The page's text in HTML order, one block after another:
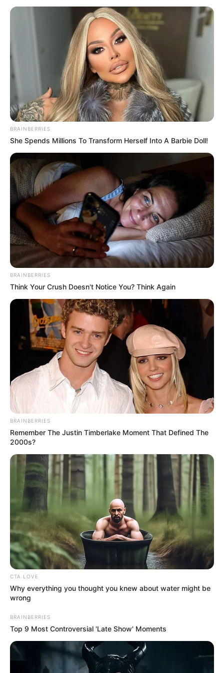
estellen.
Veranstaltung in Bedburg eintragen
Die schönsten Ausflugsziele und
Sehenswürdigkeiten in Nordrhein-Westfalen:
Hier geht es zu denschönsten Ausflugszielen und
Sehenswürdigkeiten in Nordrhein-Westfalen , zu denen
die
schönsten Städte,sehenswerte Schlösser
schönstenParkanlagenund viele weitere Touristenziele
gehören.
DB Tickets
Hier gibt es Tipps, wie man eine Ferienwohnung
gestalten kann.
Hier kann jede Adresse in Bedburg
auf der Landkarte
gesucht werden.
Gemeine Wortmeldungen zu Gesellschaft und
Politik:
Es gibt Kritiker und es gibt Rechtsextremisten.
Leider können viele Intelligente beide nicht
unterscheiden.
Die Forderung nach der Gleichheit aller Rassen ist
gibt es zum Glück keine Rassen mehr. Nun kann
alles so bleiben, wie es ist.
BRAINBERRIES
She Spends Millions To Transform Herself Into A Barbie Doll!
BRAINBERRIES
Think Your Crush Doesn't Notice You? Think Again
BRAINBERRIES
Remember The Justin Timberlake Moment That Defined The
2000s?
CTA LOVE
Why everything you thought you knew about water might be
wrong
BRAINBERRIES
Top 9 Most Controversial 'Late Show' Moments